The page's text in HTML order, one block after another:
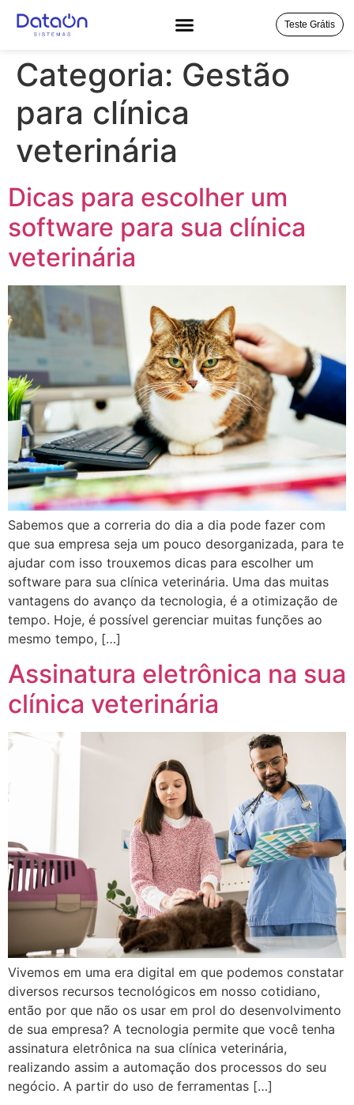
Teste Grátis
Categoria: Gestão
para clínica
veterinária
Dicas para escolher um
software para sua clínica
veterinária
Sabemos que a correria do dia a dia pode fazer com
que sua empresa seja um pouco desorganizada, para te
ajudar com isso trouxemos dicas para escolher um
software para sua clínica veterinária. Uma das muitas
vantagens do avanço da tecnologia, é a otimização de
tempo. Hoje, é possível gerenciar muitas funções ao
mesmo tempo, […]
Assinatura eletrônica na sua
clínica veterinária
Vivemos em uma era digital em que podemos constatar
diversos recursos tecnológicos em nosso cotidiano,
então por que não os usar em prol do desenvolvimento
de sua empresa? A tecnologia permite que você tenha
assinatura eletrônica na sua clínica veterinária,
realizando assim a automação dos processos do seu
negócio. A partir do uso de ferramentas […]